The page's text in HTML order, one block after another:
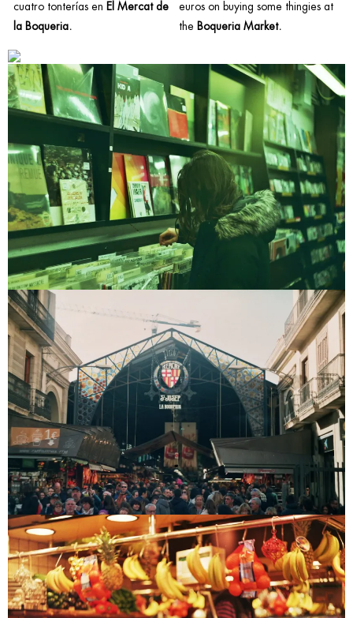
cuatro tonterías en El Mercat de
la Boqueria.
euros on buying some thingies at
the Boqueria Market.